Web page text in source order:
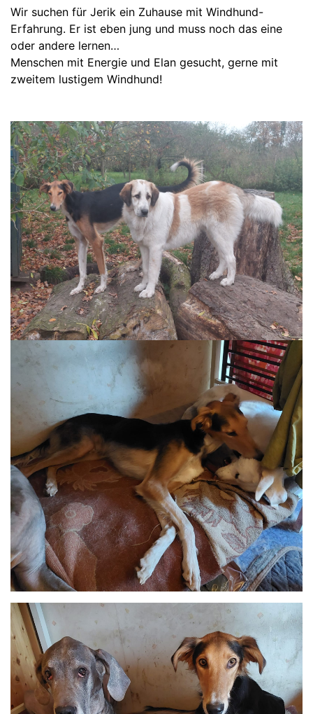
Wir suchen für Jerik ein Zuhause mit Windhund-
Erfahrung. Er ist eben jung und muss noch das eine
oder andere lernen…
Menschen mit Energie und Elan gesucht, gerne mit
zweitem lustigem Windhund!